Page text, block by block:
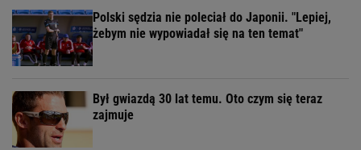
Polski sędzia nie poleciał do Japonii. "Lepiej,
żebym nie wypowiadał się na ten temat"
Był gwiazdą 30 lat temu. Oto czym się teraz
zajmuje